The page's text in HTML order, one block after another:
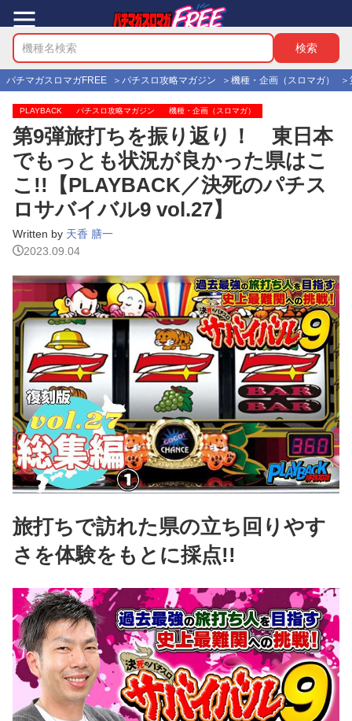
パチマガスロマガFREE パチスロ攻略マガジン 機種・企画（スロマガ）
PLAYBACK パチスロ攻略マガジン 機種・企画（スロマガ）
第9弾旅打ちを振り返り！ 東日本
でもっとも状況が良かった県はこ
こ!!【PLAYBACK／決死のパチス
ロサバイバル9 vol.27】
Written by 天香 膳一
2023.09.04
旅打ちで訪れた県の立ち回りやす
さを体験をもとに採点!!